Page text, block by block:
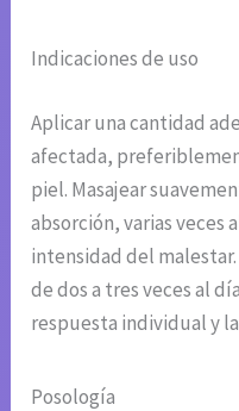
Indicaciones de uso
Aplicar una cantidad
afectada,
piel. Masajear
absorción, varias veces
intensidad del
de dos a tres veces al
respuesta individual y
Posología